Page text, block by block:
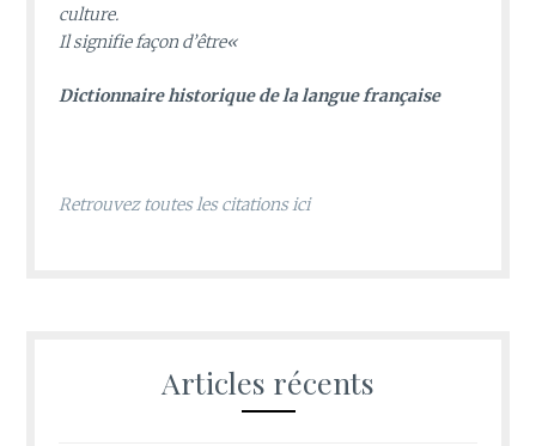
culture.
Il signifie façon d’être«
Dictionnaire historique de la langue française
Retrouvez toutes les citations ici
Articles récents